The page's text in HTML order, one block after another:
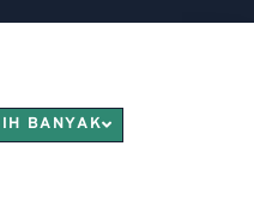
BANYAK